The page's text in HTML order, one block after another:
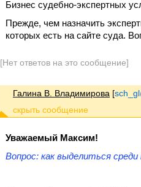
Бизнес судебно-экспертных
Прежде, чем назначить
которых есть на сайте суда.
[Нет ответов на это сообщение]
Галина В. Владимирова [
Уважаемый Максим!
Вопрос: как выделиться